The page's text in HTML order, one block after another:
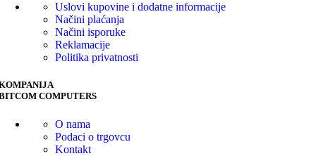
Uslovi kupovine i dodatne informacije
Načini plaćanja
Načini isporuke
Reklamacije
Politika privatnosti
COMPUTERS
O nama
Podaci o trgovcu
Kontakt